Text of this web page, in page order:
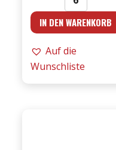
Argiolas
-
Is
Argiolas
DOC
IN DEN WARENKORB
Auf die
Wunschliste